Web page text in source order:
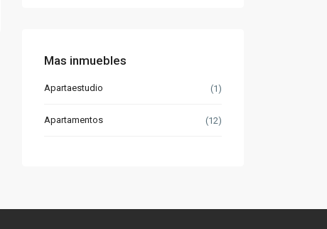
Mas inmuebles
Apartaestudio (1)
Apartamentos (12)